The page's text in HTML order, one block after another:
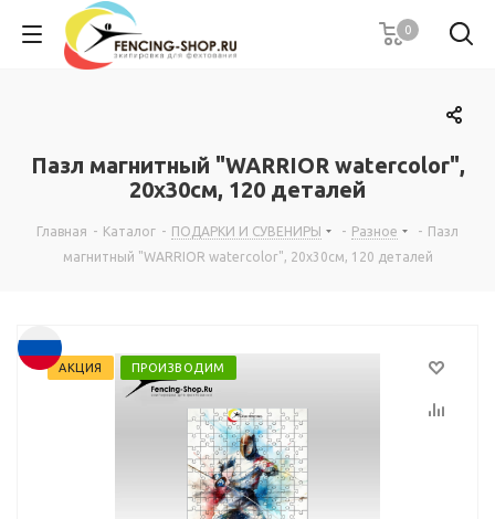
0
Пазл магнитный "WARRIOR watercolor",
20х30см, 120 деталей
Главная - Каталог - ПОДАРКИ И СУВЕНИРЫ - Разное - Пазл
магнитный "WARRIOR watercolor", 20х30см, 120 деталей
АКЦИЯ ПРОИЗВОДИМ